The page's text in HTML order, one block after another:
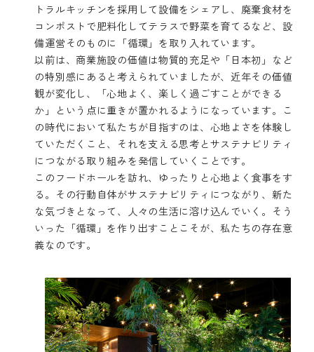
トラルキッチンを採用して設備をシェアし、廃棄食材を
コンポストで肥料化してテラスで野菜を育てるなど、設
備運営そのものに「循環」を取り入れています。
以前は、商業施設の価値は物質的充足や「日本初」など
の特別感にあると考えられていましたが、近年その価値
観が変化し、「心地よく、楽しく過ごすことができる
か」という点に重きが置かれるようになっています。こ
の時代において私たちが目指すのは、心地よさを体験し
ていただくこと、それを支える思考とサステナビリティ
につながる取り組みを発信していくことです。
このフードホールを訪れ、ゆったりと心地よく食事をす
る。その行動自体がサステナビリティにつながり、新た
な気づきとなって、人々の生活に溶け込んでいく。そう
いった「循環」を作り出すことこそが、私たちの存在意
義なのです。